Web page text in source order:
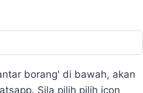
borang' di bawah, akan
Sila pilih pilih icon